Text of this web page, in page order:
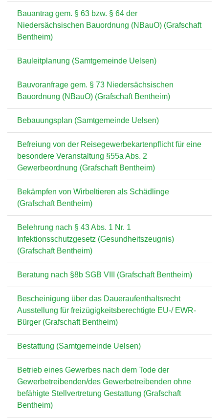
Bauantrag gem. § 63 bzw. § 64 der
Niedersächsischen Bauordnung (NBauO) (Grafschaft
Bentheim)
Bauleitplanung (Samtgemeinde Uelsen)
Bauvoranfrage gem. § 73 Niedersächsischen
Bauordnung (NBauO) (Grafschaft Bentheim)
Bebauungsplan (Samtgemeinde Uelsen)
Befreiung von der Reisegewerbekartenpflicht für eine
besondere Veranstaltung §55a Abs. 2
Gewerbeordnung (Grafschaft Bentheim)
Bekämpfen von Wirbeltieren als Schädlinge
(Grafschaft Bentheim)
Belehrung nach § 43 Abs. 1 Nr. 1
Infektionsschutzgesetz (Gesundheitszeugnis)
(Grafschaft Bentheim)
Beratung nach §8b SGB VIII (Grafschaft Bentheim)
Bescheinigung über das Daueraufenthaltsrecht
Ausstellung für freizügigkeitsberechtigte EU-/ EWR-
Bürger (Grafschaft Bentheim)
Bestattung (Samtgemeinde Uelsen)
Betrieb eines Gewerbes nach dem Tode der
Gewerbetreibenden/des Gewerbetreibenden ohne
befähigte Stellvertretung Gestattung (Grafschaft
Bentheim)